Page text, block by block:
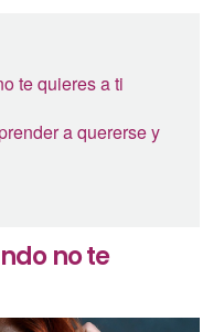
te quieres a ti
a quererse y
no te